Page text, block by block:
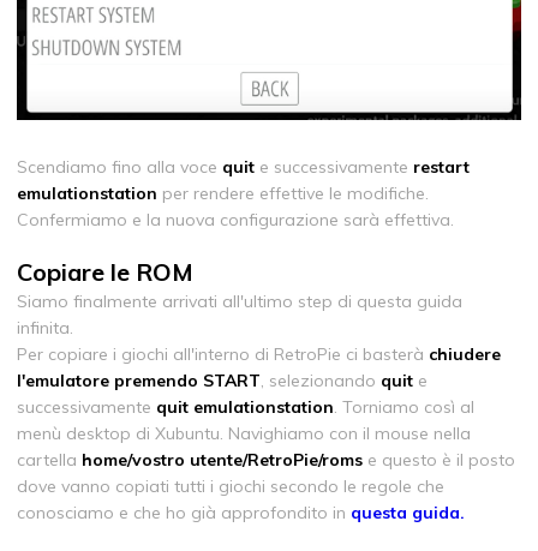
Scendiamo fino alla voce quit e successivamente restart
emulationstation per rendere effettive le modifiche.
Confermiamo e la nuova configurazione sarà effettiva.
Copiare le ROM
Siamo finalmente arrivati all'ultimo step di questa guida
infinita.
Per copiare i giochi all'interno di RetroPie ci basterà chiudere
l'emulatore premendo START, selezionando quit e
successivamente quit emulationstation. Torniamo così al
menù desktop di Xubuntu. Navighiamo con il mouse nella
cartella home/vostro utente/RetroPie/roms e questo è il posto
dove vanno copiati tutti i giochi secondo le regole che
conosciamo e che ho già approfondito in questa guida.